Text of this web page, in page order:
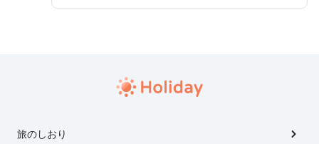
ズナブルなお店をピックアップしてます。 どのお店も
旅のしおり